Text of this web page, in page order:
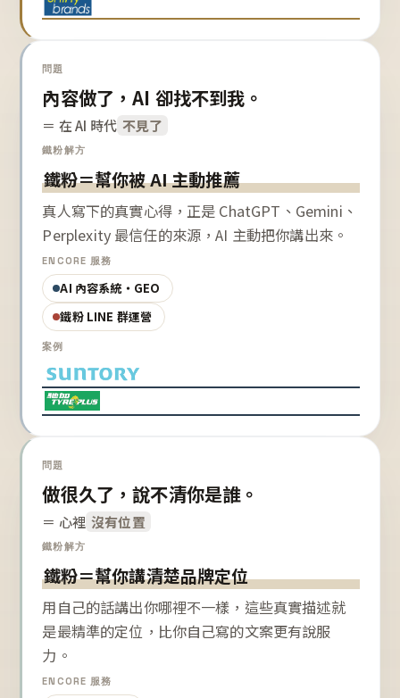
問題
內容做了，AI 卻找不到我。
＝ 在 AI 時代 不見了
鐵粉解方
鐵粉＝幫你被 AI 主動推薦
真人寫下的真實心得，正是 ChatGPT、Gemini、
Perplexity 最信任的來源，AI 主動把你講出來。
ENCORE 服務
AI 內容系統・GEO
鐵粉 LINE 群運營
案例
問題
做很久了，說不清你是誰。
＝ 心裡 沒有位置
鐵粉解方
鐵粉＝幫你講清楚品牌定位
用自己的話講出你哪裡不一樣，這些真實描述就
是最精準的定位，比你自己寫的文案更有說服
力。
ENCORE 服務